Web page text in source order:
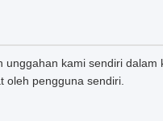
unggahan kami sendiri
oleh pengguna sendiri.